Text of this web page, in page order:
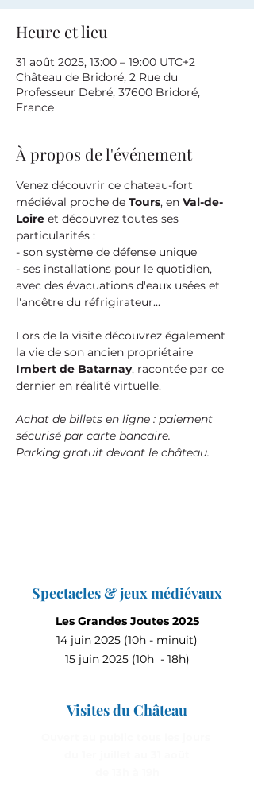
Heure et lieu
31 août 2025, 13:00 – 19:00 UTC+2
Château de Bridoré, 2 Rue du
Professeur Debré, 37600 Bridoré,
France
À propos de l'événement
Venez découvrir ce chateau-fort
médiéval proche de Tours, en Val-de-
Loire et découvrez toutes ses
particularités :
- son système de défense unique
- ses installations pour le quotidien,
avec des évacuations d'eaux usées et
l'ancêtre du réfrigirateur...
Lors de la visite découvrez également
la vie de son ancien propriétaire
Imbert de Batarnay, racontée par ce
dernier en réalité virtuelle.
Achat de billets en ligne : paiement
sécurisé par carte bancaire.
Parking gratuit devant le château.
Spectacles & jeux médiévaux
Les Grandes Joutes 2025
14 juin 2025 (10h - minuit)
15 juin 2025 (10h - 18h)
Visites du Château